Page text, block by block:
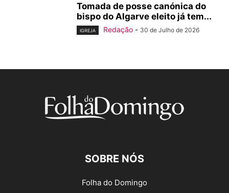
Tomada de posse canónica do
bispo do Algarve eleito já tem...
IGREJA Redação - 30 de Julho de 2026
SOBRE NÓS
Folha do Domingo